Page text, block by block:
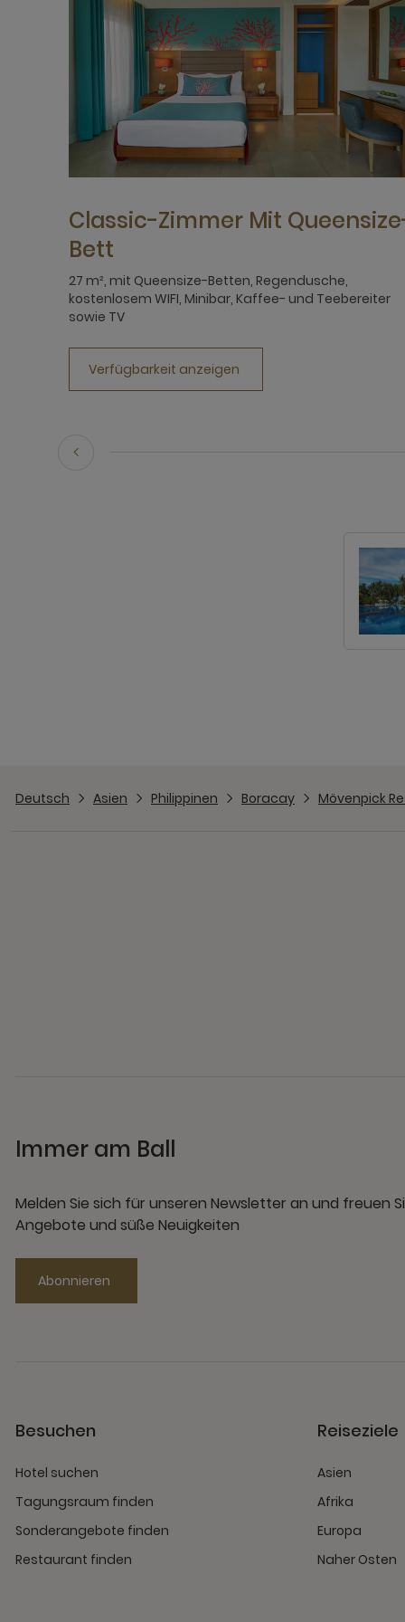
Classic-Zimmer Mit
Bett
27 m², mit Queensize-Betten, Regendusche,
kostenlosem WIFI, Minibar, Kaffee- und Teebereiter
sowie TV
Verfügbarkeit anzeigen
Deutsch Asien Philippinen Boracay Mövenpick
Immer am Ball
Melden Sie sich für unseren Newsletter an und freuen
Angebote und süße Neuigkeiten
Abonnieren
Besuchen
Hotel suchen
Tagungsraum finden
Sonderangebote finden
Restaurant finden
Reiseziele
Asien
Afrika
Europa
Naher Osten